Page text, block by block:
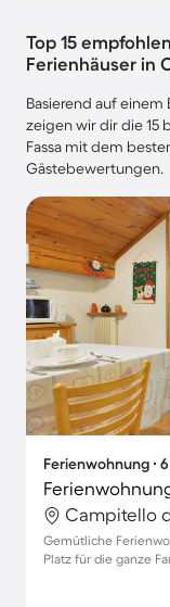
Top 15
Ferienhäuser in
Basierend auf einem
zeigen wir dir die 15
Fassa mit dem
Gästebewertungen.
Ferienwohnung ∙
Campitello
Gemütliche
Platz für die ganze